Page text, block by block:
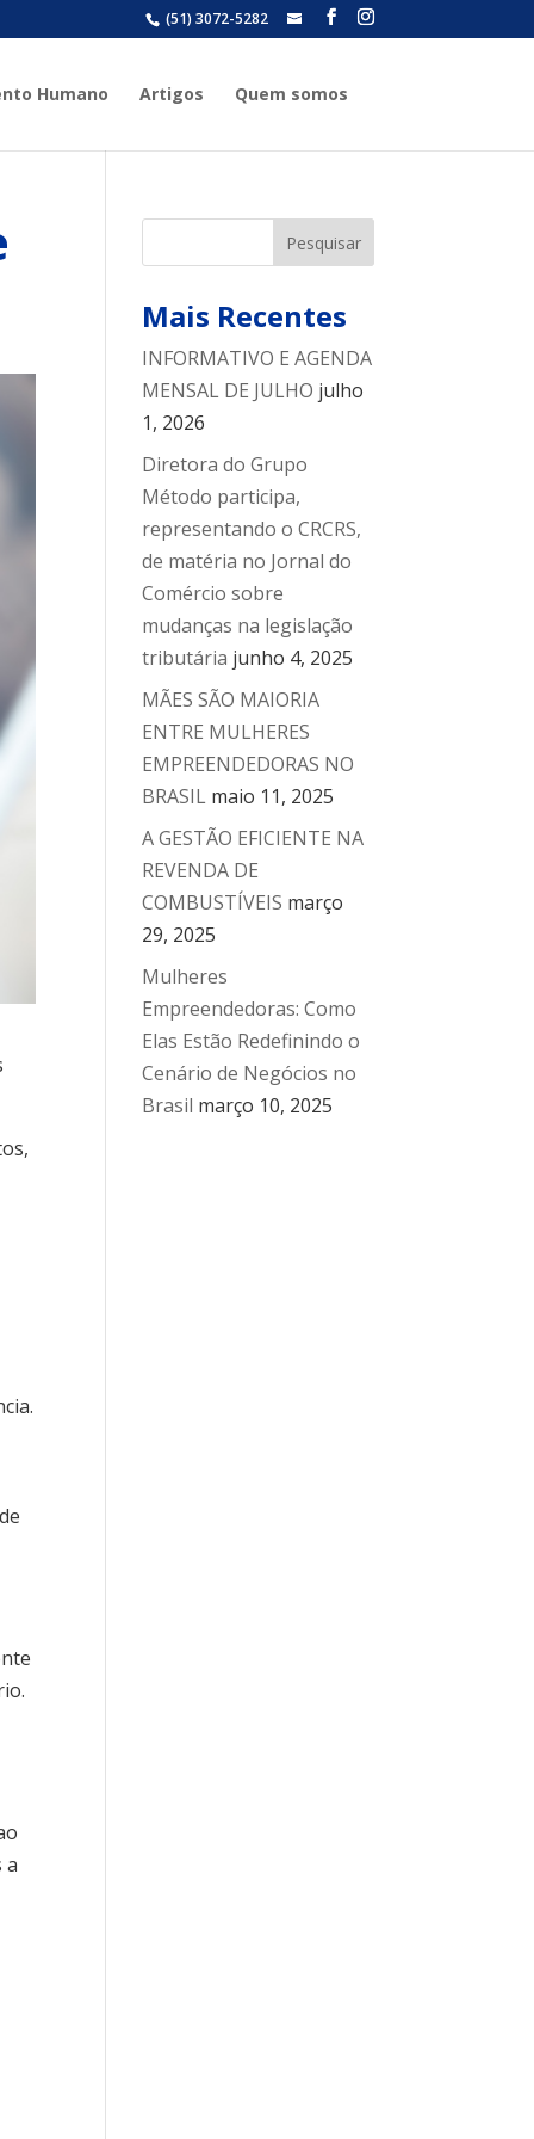
(51) 3072-5282
Humano Artigos Quem somos
a
Mais Recentes
INFORMATIVO E AGENDA
MENSAL DE JULHO julho
1, 2026
Diretora do Grupo
Método participa,
representando o CRCRS,
de matéria no Jornal do
Comércio sobre
mudanças na legislação
tributária junho 4, 2025
MÃES SÃO MAIORIA
ENTRE MULHERES
EMPREENDEDORAS NO
BRASIL maio 11, 2025
A GESTÃO EFICIENTE NA
REVENDA DE
COMBUSTÍVEIS março
29, 2025
Mulheres
Empreendedoras: Como
Elas Estão Redefinindo o
Cenário de Negócios no
Brasil março 10, 2025